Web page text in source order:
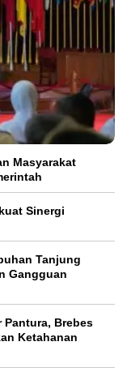
Masyarakat
Sinergi
Tanjung
Gangguan
Pantura, Brebes
Ketahanan